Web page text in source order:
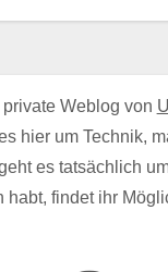
Weblog von
hier um Technik,
es tatsächlich
habt, findet ihr